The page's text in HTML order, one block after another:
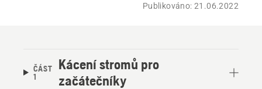
Publikováno: 21.06.2022
ČÁST
1
Kácení stromů pro
začátečníky